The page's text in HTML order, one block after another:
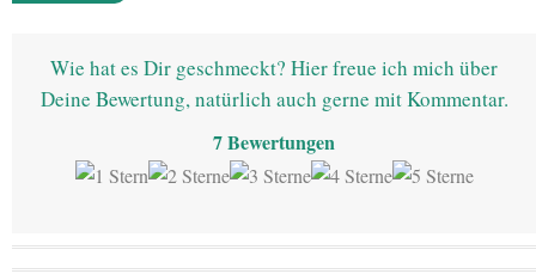
Wie hat es Dir geschmeckt? Hier freue ich mich über
Deine Bewertung, natürlich auch gerne mit Kommentar.
7Bewertungen